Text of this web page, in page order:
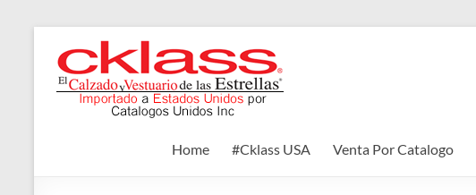
content
Cklass
El
Home #Cklass USA Venta Por Catalogo